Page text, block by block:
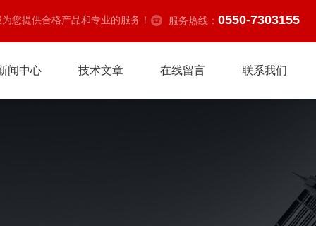
您提供合格产品和专业的服务！ 服务热线： 0550-7303155
闻中心 技术文章 在线留言 联系我们